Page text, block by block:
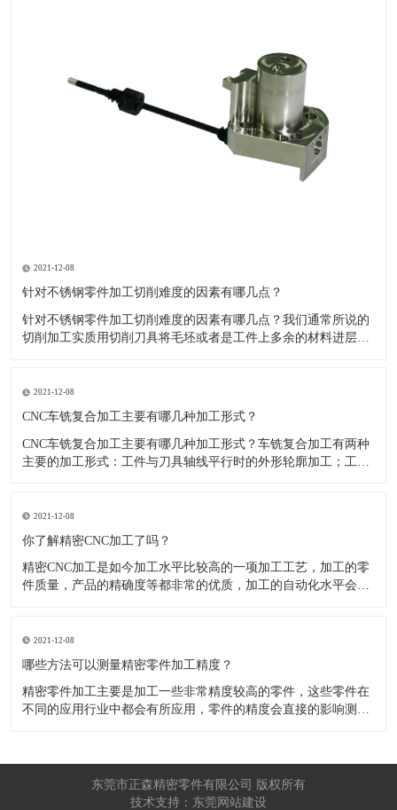
2021-12-08
针对不锈钢零件加工切削难度的因素有哪几点？
针对不锈钢零件加工切削难度的因素有哪几点？我们通常所说的
切削加工实质用切削刀具将毛坯或者是工件上多余的材料进层进
其他的常规材料，比如铜材和铝合金，究其原因有以下几个关键
因素： 一
2021-12-08
CNC车铣复合加工主要有哪几种加工形式？
CNC车铣复合加工主要有哪几种加工形式？车铣复合加工有两种
主要的加工形式：工件与刀具轴线平行时的外形轮廓加工；工件
2021-12-08
​你了解精密CNC加工了吗？
精密CNC加工是如今加工水平比较高的一项加工工艺，加工的零
件质量，产品的精确度等都非常的优质，加工的自动化水平会比
自动化技术水平高，非常适合加工轮廊样子繁杂的曲线图，斜面
零
2021-12-08
​哪些方法可以测量精密零件加工精度？
精密零件加工主要是加工一些非常精度较高的零件，这些零件在
不同的应用行业中都会有所应用，零件的精度会直接的影响测量
工按量具量仪的读数值是否直接表示被测尺寸的数值，可分为测
东莞市正森精密零件有限公司 版权所有
技术支持：东莞网站建设